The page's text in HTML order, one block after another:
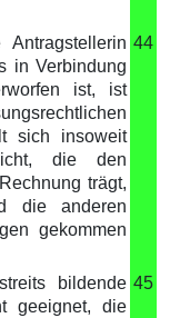
in Verbindung
ist, ist
sich insoweit
die den
trägt,
die anderen
gekommen
44
bildende
geeignet, die
45